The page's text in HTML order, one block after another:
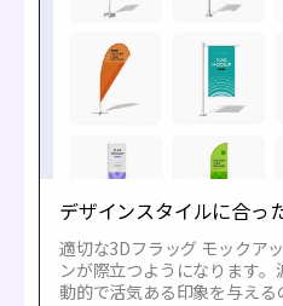
デザインスタイルに合っ
適切な3Dフラッグ モックア
ンが際立つようになります
動的で活気ある印象を与える